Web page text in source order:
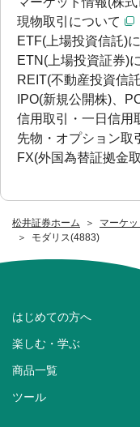
松井証券ホーム
マーケ
モダリス(4883)
現物取引について
ETF(上場投資信託)
ETN(上場投資証券)
REIT(不動産投資信
IPO(新規公開株)、
信用取引・一日信用
先物・オプション取
FX(外国為替証拠金
はじめての方へ
楽しむ・学ぶ
商品一覧
ツール